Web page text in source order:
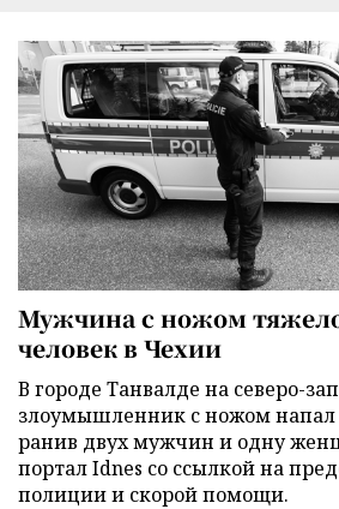
Мужчина с ножом
человек в Чехии
В городе Танвалде на северо-
злоумышленник с ножом
ранив двух мужчин и одну
портал Idnes со ссылкой на
полиции и скорой помощи.